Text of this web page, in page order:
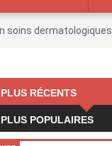
soins dermatologiques
RÉCENTS
POPULAIRES